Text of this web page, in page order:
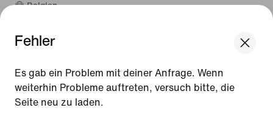
Update your location?
Belgien
Fehler
Es gab ein Problem mit deiner Anfrage. Wenn
weiterhin Probleme auftreten, versuch bitte, die
Seite neu zu laden.
Belgien
© 2026Nike, Inc. Alle Rechte vorbehalten
Nutzungsbedingungen
Verkaufsbedingungen
Impressum